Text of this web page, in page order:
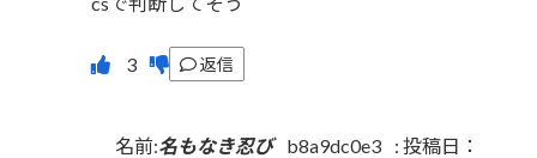
返信
名前:名もなき忍び b8a9dc0e3 : 投稿日：